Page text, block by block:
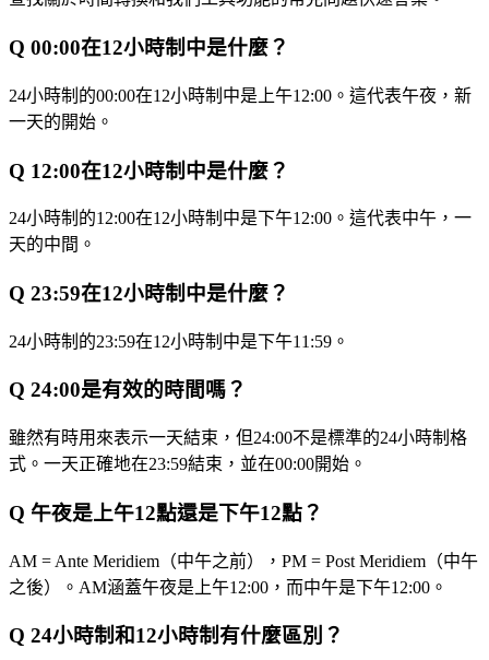
Q 00:00在12小時制中是什麼？
24小時制的00:00在12小時制中是上午12:00。這代表午夜，新
一天的開始。
Q 12:00在12小時制中是什麼？
24小時制的12:00在12小時制中是下午12:00。這代表中午，一
天的中間。
Q 23:59在12小時制中是什麼？
24小時制的23:59在12小時制中是下午11:59。
Q 24:00是有效的時間嗎？
雖然有時用來表示一天結束，但24:00不是標準的24小時制格
式。一天正確地在23:59結束，並在00:00開始。
Q 午夜是上午12點還是下午12點？
AM = Ante Meridiem（中午之前），PM = Post Meridiem（中午
之後）。AM涵蓋午夜是上午12:00，而中午是下午12:00。
Q 24小時制和12小時制有什麼區別？